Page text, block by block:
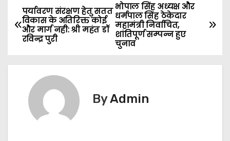
P
o
भोपाल सिंह अध्यक्ष और
धर्मपाल सिंह ठेकेदार
महामंत्री निर्वाचित,
शांतिपूर्ण सम्पन्न हुए
चुनाव
पर्यावरण संरक्षण हेतु सतत
विकास के अतिरिक्त कोई
और मार्ग नही: श्री महंत डॉ
रविन्द्र पुरी
ByAdmin